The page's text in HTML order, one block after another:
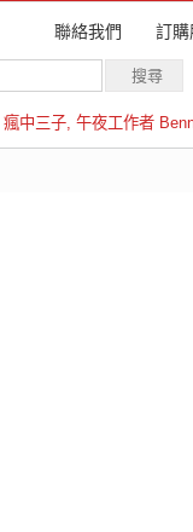
聯絡我們 訂購
瘋中三子, 午夜工作者